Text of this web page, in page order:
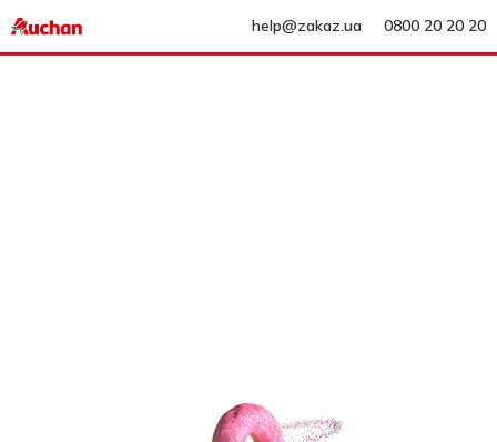
help@zakaz.ua 0800 20 20 20